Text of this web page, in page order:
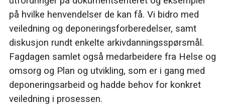
på hvilke henvendelser de kan få. Vi bidro med
veiledning og deponeringsforberedelser, samt
diskusjon rundt enkelte arkivdanningsspørsmål.
Fagdagen samlet også medarbeidere fra Helse og
omsorg og Plan og utvikling, som er i gang med
deponeringsarbeid og hadde behov for konkret
veiledning i prosessen.